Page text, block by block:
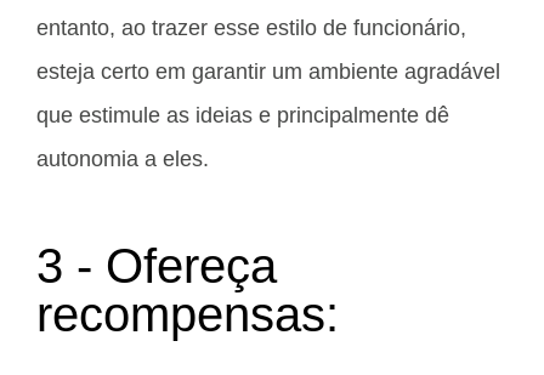
entanto, ao trazer esse estilo de funcionário,
esteja certo em garantir um ambiente agradável
que estimule as ideias e principalmente dê
autonomia a eles.
3 - Ofereça
recompensas: